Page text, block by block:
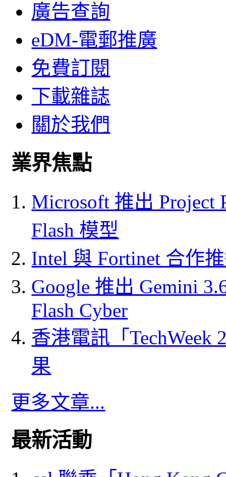
廣告查詢
eDM-電郵推廣
免費訂閱
下載雜誌
關於我們
業界焦點
Microsoft 推出 Project
Flash 模型
Intel 與 Fortinet 合作
Google 推出 Gemini
Flash Cyber
香港電訊「
果
更多文章...
最新活動